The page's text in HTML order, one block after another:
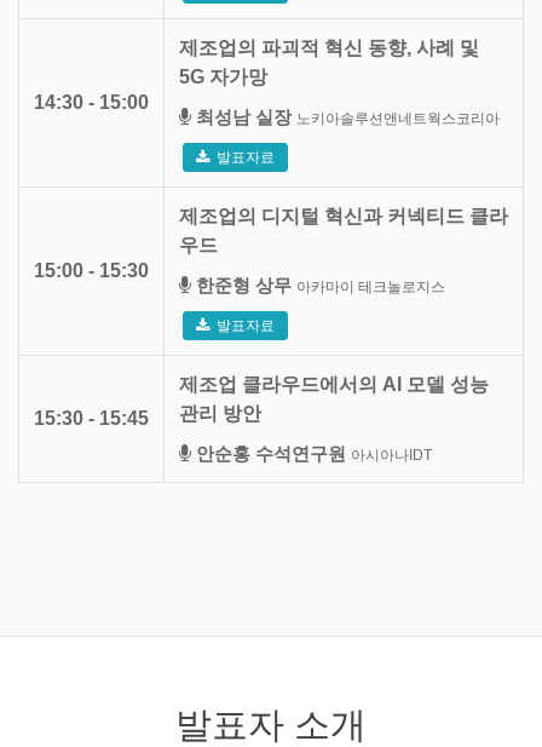
14:30 - 15:00
제조업의 파괴적 혁신 동향, 사례 및
5G 자가망
최성남 실장 노키아솔루션앤네트웍스코리아
발표자료
15:00 - 15:30
제조업의 디지털 혁신과 커넥티드 클라
우드
한준형 상무 아카마이 테크놀로지스
발표자료
15:30 - 15:45
제조업 클라우드에서의 AI 모델 성능
관리 방안
안순홍 수석연구원 아시아나IDT
발표자 소개